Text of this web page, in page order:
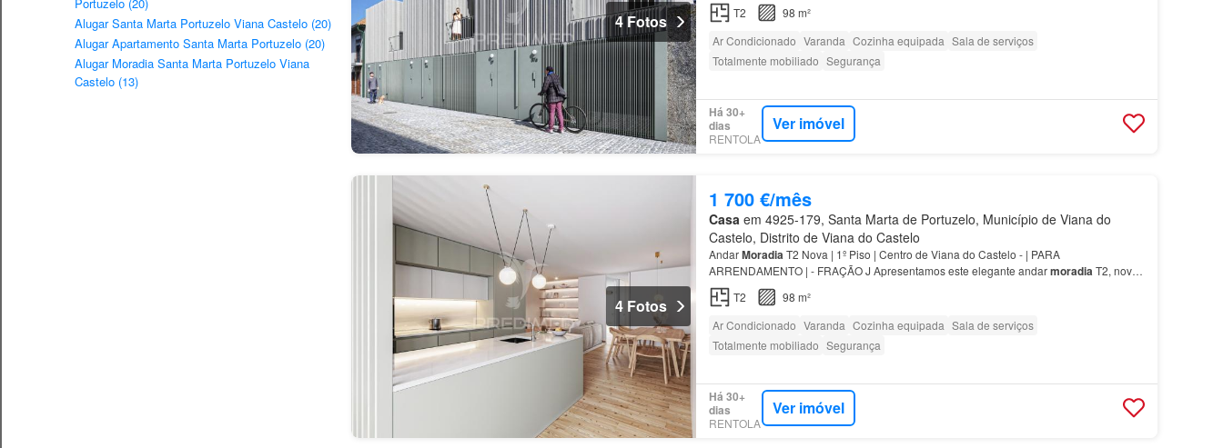
Alugar Santa Marta Portuzelo Viana Castelo (20)
Alugar Apartamento Santa Marta Portuzelo (20)
Alugar Moradia Santa Marta Portuzelo Viana
Castelo (13)
4 Fotos T2
98 m²
Ar Condicionado Varanda Cozinha equipada Sala de serviços
Totalmente mobiliado Segurança
Há 30+
dias
RENTOLA
Ver imóvel
4 Fotos
1 700 €/mês
Casa em 4925-179, Santa Marta de Portuzelo, Município de Viana do
Castelo, Distrito de Viana do Castelo
AndarMoradiaT2 Nova | 1º Piso | Centro de Viana do Castelo - | PARA
ARRENDAMENTO | - FRAÇÃO J Apresentamos este elegante andarmoradiaT2, novo,
no primeiro Com 102 m² de área, com varanda, esta
T2
98 m²
Ar Condicionado Varanda Cozinha equipada Sala de serviços
Totalmente mobiliado Segurança
Há 30+
dias
RENTOLA
Ver imóvel